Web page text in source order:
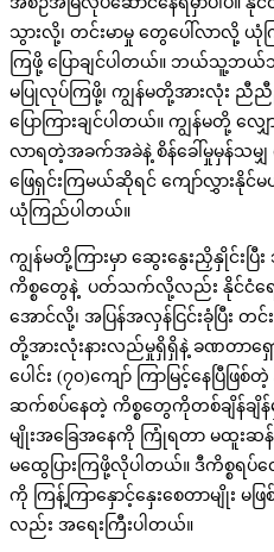
သွားလို့၊ တင်းမာမှု တွေပေါ်လာလို့ ယုံ
ကြဖို့ ပြောချင်ပါတယ်။ ဘယ်သူ့ဘ
မပြုလုပ်ကြဖို့၊ ကျွန်မတို့အားလုံး
ပြောကြားချင်ပါတယ်။ ကျွန်မတို့ လ
လာရတဲ့အခက်အခဲနဲ့ စိန်ခေါ်မှုမှန်သမ
ဖြေရှင်းကြမယ်ဆိုရင် ကျော်လွှားနို
ယုံကြည်ပါတယ်။
ကျွန်မတို့ကြားမှာ ဆွေးနွေးညှိနှိုင်း
ကိစ္စတွေနဲ့ ပတ်သက်လို့လည်း နိုင်ငံရ
အောင်လို့၊ အပြန်အလှန်ငြင်းခုံပြီး တ
တို့အားလုံးနားလည်မှုရှိရှိနဲ့ ခဏတာရှေ
ပေါင်း (၇၀)ကျော် ကြာမြင့်နေပြီ
ဆက်စပ်နေတဲ့ ကိစ္စတွေကိုတစ်ချိန်ချိန်
မျိုးအခြေအနေကို ကြုံရတာ မထူးဆန်
မထွေပြားကြဖို့လိုပါတယ်။ ဒီကိစ္စရပ်
ကို ကြန့်ကြာနှောင့်နှေးစေတာမျိုး
လည်း အရေးကြီးပါတယ်။